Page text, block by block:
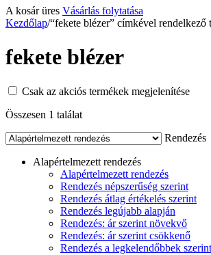
A kosár üres Vásárlás folytatása
Kezdőlap/“fekete blézer” címkével rendelkező
fekete blézer
Csak az akciós termékek megjelenítése
Összesen 1 találat
Rendezés
Alapértelmezett rendezés
Alapértelmezett rendezés
Rendezés népszerűség szerint
Rendezés átlag értékelés szerint
Rendezés legújabb alapján
Rendezés: ár szerint növekvő
Rendezés: ár szerint csökkenő
Rendezés a legkelendőbbek szerint